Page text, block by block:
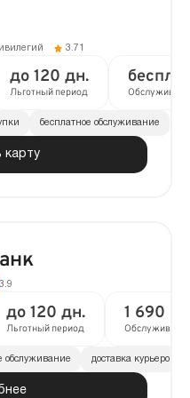
3.71
до 120 дн.
Льготный период
карту
бесплатное обслуживание
3.9
до 120 дн.
Льготный период
1 690 ₽
обслуживание доставка курьером